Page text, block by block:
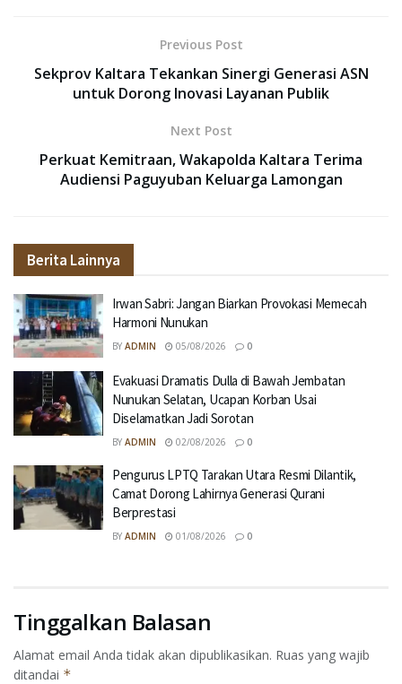
Previous Post
Sekprov Kaltara Tekankan Sinergi Generasi ASN
untuk Dorong Inovasi Layanan Publik
Next Post
Perkuat Kemitraan, Wakapolda Kaltara Terima
Audiensi Paguyuban Keluarga Lamongan
Berita Lainnya
Irwan Sabri: Jangan Biarkan Provokasi Memecah
Harmoni Nunukan
BY ADMIN 05/08/2026 0
Evakuasi Dramatis Dulla di Bawah Jembatan
Nunukan Selatan, Ucapan Korban Usai
Diselamatkan Jadi Sorotan
BY ADMIN 02/08/2026 0
Pengurus LPTQ Tarakan Utara Resmi Dilantik,
Camat Dorong Lahirnya Generasi Qurani
Berprestasi
BY ADMIN 01/08/2026 0
Tinggalkan Balasan
Alamat email Anda tidak akan dipublikasikan. Ruas yang wajib
ditandai *